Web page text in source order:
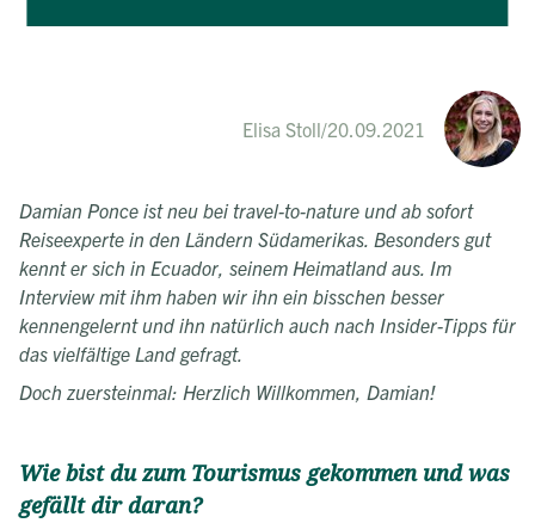
Elisa Stoll/20.09.2021
Damian Ponce ist neu bei travel-to-nature und ab sofort
Reiseexperte in den Ländern Südamerikas. Besonders gut
kennt er sich in Ecuador, seinem Heimatland aus. Im
Interview mit ihm haben wir ihn ein bisschen besser
kennengelernt und ihn natürlich auch nach Insider-Tipps für
das vielfältige Land gefragt.
Doch zuersteinmal: Herzlich Willkommen, Damian!
Wie bist du zum Tourismus gekommen und was
gefällt dir daran?